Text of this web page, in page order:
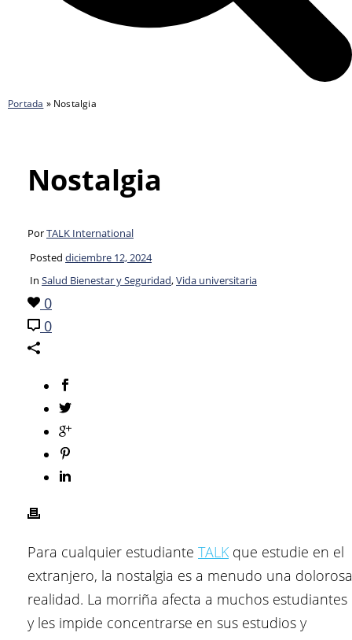
Portada » Nostalgia
Nostalgia
PorTALK International
Posted diciembre 12, 2024
In Salud Bienestar y Seguridad,Vida universitaria
0
0
Para cualquier estudiante TALKque estudie en el
extranjero, la nostalgia es a menudo una dolorosa
realidad. La morriña afecta a muchos estudiantes
y les impide concentrarse en sus estudios y